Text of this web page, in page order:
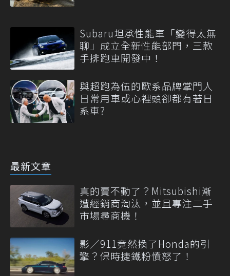
Subaru坦承性能車「變得太無
聊」成立全新性能部門，三款
手排跑車開發中！
與超跑為伍的歐系品牌掌門人
日常用車或心裡頭卻都有著日
系車?
最新文章
真的賣不動了？Mitsubishi漸
遭經銷商淘汰，並且專注二手
市場尋商機！
影／911竟然換了Honda的引
擎？保時捷鐵粉憤怒了！